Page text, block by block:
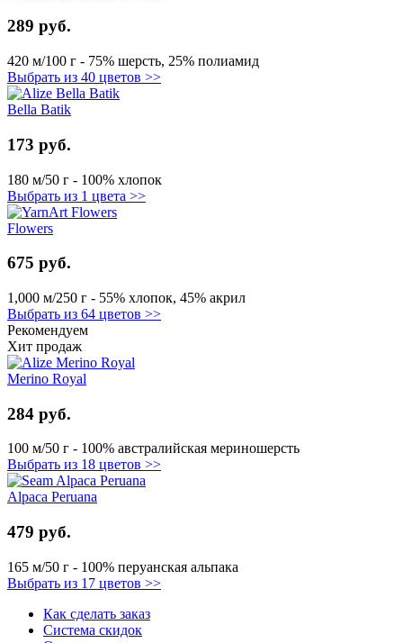
289 руб.
420 м/100 г - 75% шерсть, 25% полиамид
Выбрать из 40 цветов >>
Bella Batik
173 руб.
180 м/50 г - 100% хлопок
Выбрать из 1 цвета >>
Flowers
675 руб.
1,000 м/250 г - 55% хлопок, 45% акрил
Выбрать из 64 цветов >>
Рекомендуем
Хит продаж
Merino Royal
284 руб.
100 м/50 г - 100% австралийская мериношерсть
Выбрать из 18 цветов >>
Alpaca Peruana
479 руб.
165 м/50 г - 100% перуанская альпака
Выбрать из 17 цветов >>
Как сделать заказ
Система скидок